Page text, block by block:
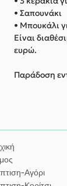
• Σαπουνάκι
• Μπουκάλι
Είναι
ευρώ.
Παράδοση
Αγόρι